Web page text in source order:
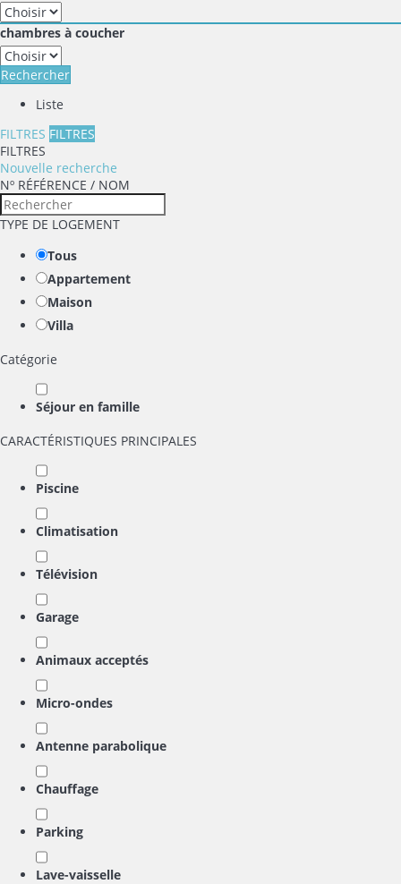
chambres à coucher
Rechercher
Liste
FILTRES FILTRES
FILTRES
Nouvelle recherche
Nº RÉFÉRENCE / NOM
TYPE DE LOGEMENT
Tous
Appartement
Maison
Villa
Catégorie
Séjour en famille
CARACTÉRISTIQUES PRINCIPALES
Piscine
Climatisation
Télévision
Garage
Animaux acceptés
Micro-ondes
Antenne parabolique
Chauffage
Parking
Lave-vaisselle